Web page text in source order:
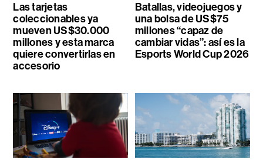
Las tarjetas
coleccionables ya
mueven US$30.000
millones y esta marca
quiere convertirlas en
accesorio
Batallas, videojuegos y
una bolsa de US$75
millones “capaz de
cambiar vidas”: así es la
Esports World Cup 2026